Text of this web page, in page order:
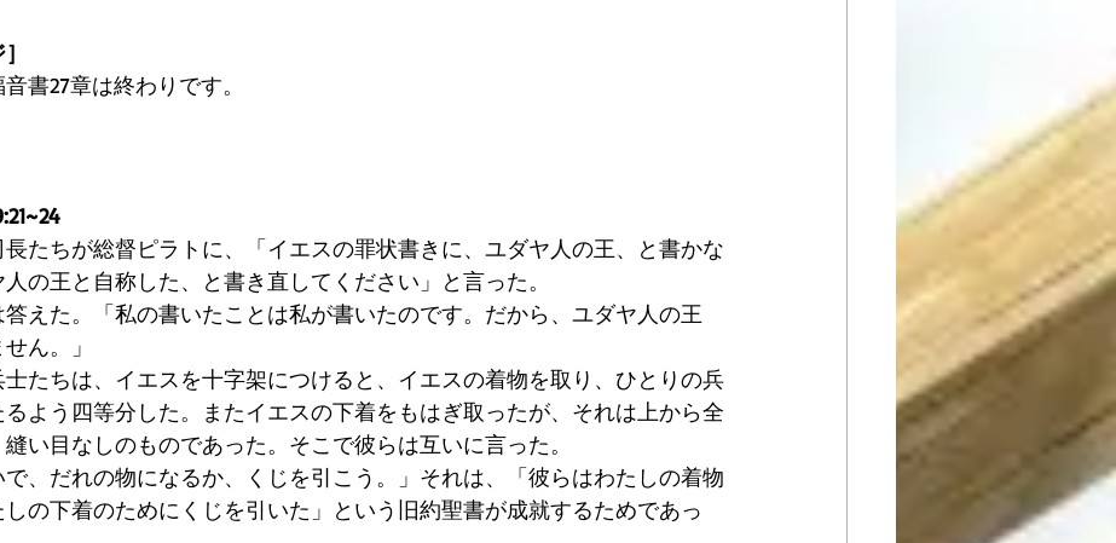
書27章は終わりです。
長たちが総督ピラトに、「イエスの罪状書きに、ユダヤ人の王、と書かな
の王と自称した、と書き直してください」と言った。
答えた。「私の書いたことは私が書いたのです。だから、ユダヤ人の王
ん。」
たちは、イエスを十字架につけると、イエスの着物を取り、ひとりの兵
よう四等分した。またイエスの下着をもはぎ取ったが、それは上から全
い目なしのものであった。そこで彼らは互いに言った。
で、だれの物になるか、くじを引こう。」それは、「彼らはわたしの着物
の下着のためにくじを引いた」という旧約聖書が成就するためであっ